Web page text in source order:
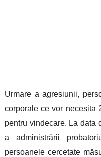
Urmare a agresiunii,
corporale ce vor necesita
pentru vindecare. La data
a administrării
persoanele cercetate